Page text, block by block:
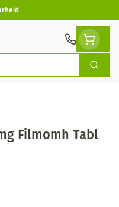
Zoek
Filmomh Tabl